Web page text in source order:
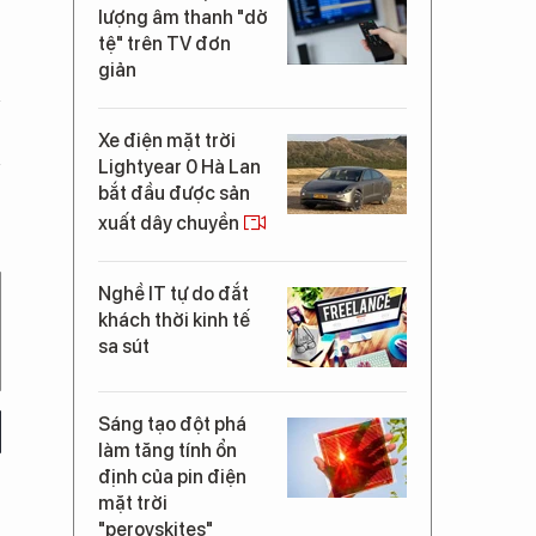
lượng âm thanh "dở
tệ" trên TV đơn
giản
Xe điện mặt trời
Lightyear 0 Hà Lan
bắt đầu được sản
xuất dây chuyền
Nghề IT tự do đắt
khách thời kinh tế
sa sút
Sáng tạo đột phá
làm tăng tính ổn
định của pin điện
mặt trời
"perovskites"